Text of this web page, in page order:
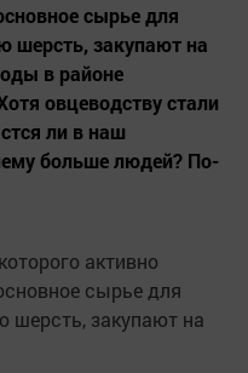
сырье для
шерсть, закупают на
в районе
овцеводству стали
ли в наш
больше людей? По-
активно
сырье для
шерсть, закупают на